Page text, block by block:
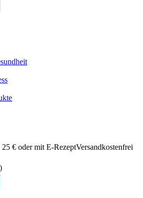
€ oder mit E-RezeptVersandkostenfrei